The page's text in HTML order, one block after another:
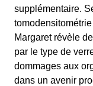
supplémentaire.
Margaret révèle
par le type de
dommages aux
dans un avenir